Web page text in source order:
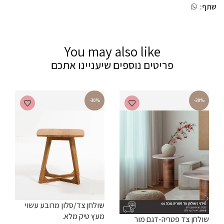
שתף:
You may also like
פריטים נוספים שיעניינו אתכם
-30%
שולחן צד פטריה-דגם מור
-30%
שולחן צד/סלון מרובע עשוי
מעץ טיק מלא.